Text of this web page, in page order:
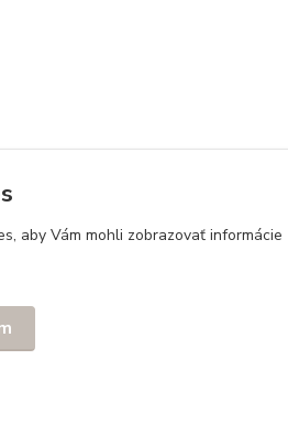
aby Vám mohli zobrazovať informácie